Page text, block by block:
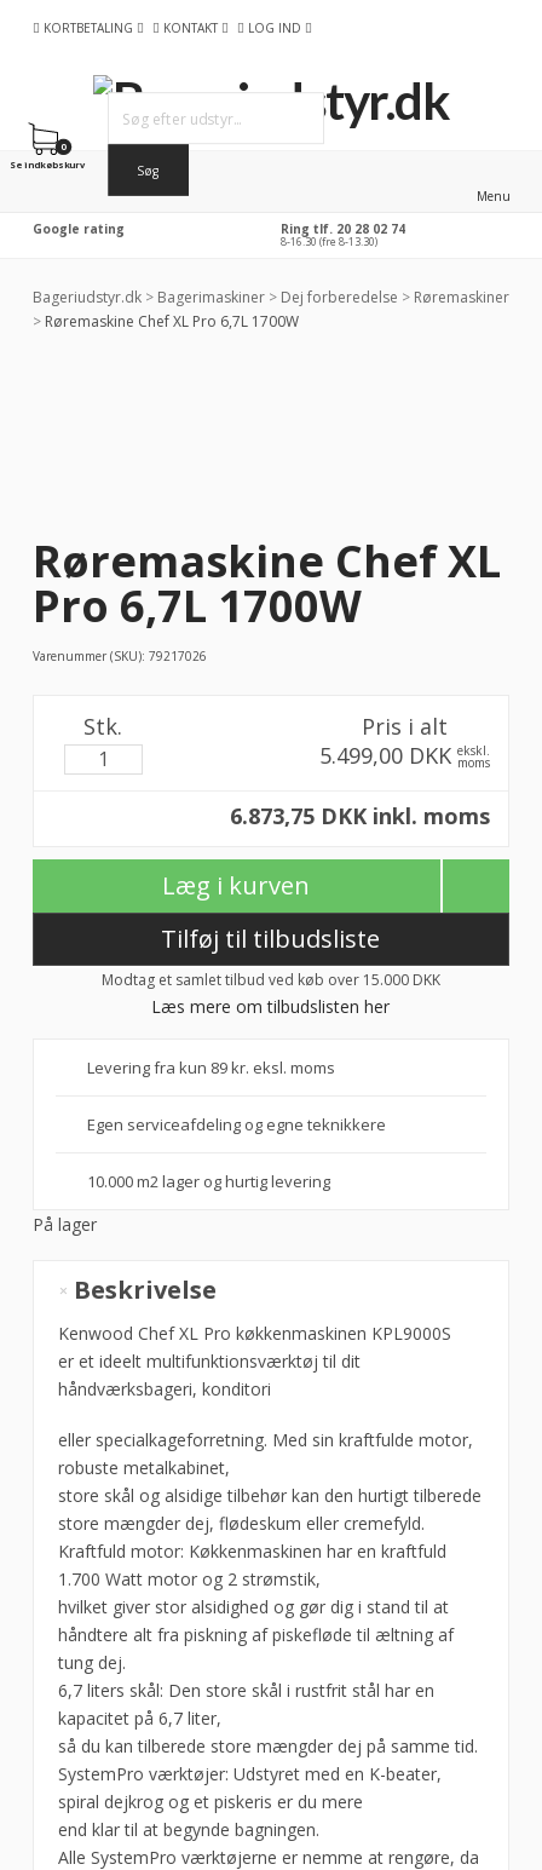
KORTBETALING KONTAKT LOG IND
Menu
0
Se indkøbskurv
Google rating Ring tlf. 20 28 02 74
8-16.30 (fre 8-13.30)
Bageriudstyr.dk > Bagerimaskiner > Dej forberedelse > Røremaskiner
>Røremaskine Chef XL Pro 6,7L 1700W
På lager
Chef
6,7L
antal
Beskrivelse
Kenwood Chef XL Pro køkkenmaskinen KPL9000S
er et ideelt multifunktionsværktøj til dit
håndværksbageri, konditori
eller specialkageforretning. Med sin kraftfulde motor,
robuste metalkabinet,
store skål og alsidige tilbehør kan den hurtigt tilberede
store mængder dej, flødeskum eller cremefyld.
Kraftfuld motor: Køkkenmaskinen har en kraftfuld
1.700 Watt motor og 2 strømstik,
hvilket giver stor alsidighed og gør dig i stand til at
håndtere alt fra piskning af piskefløde til æltning af
tung dej.
6,7 liters skål: Den store skål i rustfrit stål har en
kapacitet på 6,7 liter,
så du kan tilberede store mængder dej på samme tid.
SystemPro værktøjer: Udstyret med en K-beater,
spiral dejkrog og et piskeris er du mere
end klar til at begynde bagningen.
Alle SystemPro værktøjerne er nemme at rengøre, da
Røremaskine Chef XL
Pro 6,7L 1700W
Varenummer (SKU): 79217026
Stk.
Pris i alt
5.499,00 DKK ekskl.
moms
6.873,75 DKK inkl. moms
Læg i kurven
Tilføj til tilbudsliste
Modtag et samlet tilbud ved køb over 15.000 DKK
Læs mere om tilbudslisten her
Levering fra kun 89 kr. eksl. moms
Egen serviceafdeling og egne teknikkere
10.000 m2 lager og hurtig levering